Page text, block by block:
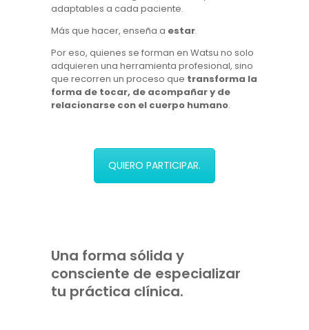
adaptables a cada paciente.
Más que hacer, enseña a estar.
Por eso, quienes se forman en Watsu no solo
adquieren una herramienta profesional, sino
que recorren un proceso que transforma la
forma de tocar, de acompañar y de
relacionarse con el cuerpo humano.
QUIERO PARTICIPAR.
Una forma sólida y
consciente de especializar
tu práctica clínica.